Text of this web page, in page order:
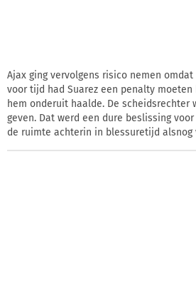
Ajax ging vervolgens risico nemen
voor tijd had Suarez een penalty
hem onderuit haalde. De scheidsrechter
geven. Dat werd een dure beslissing
de ruimte achterin in blessuretijd alsnog